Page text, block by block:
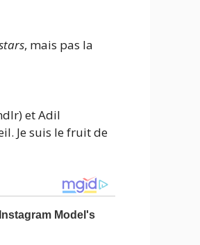
, mais pas la
et Adil
Je suis le fruit de